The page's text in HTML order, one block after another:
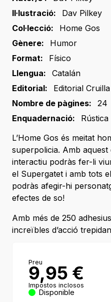
Il·lustració:
Dav Pilkey
Col·lecció:
Home Gos
Gènere:
Humor
Format:
Físico
Llengua:
Catalán
Editorial:
Editorial
Nombre de pàgines:
24
Enquadernació:
Rústica
L’Home Gos és meitat
superpolicia. Amb aquest
interactiu podràs fer-li
el Supergatet i amb tots
podràs afegir-hi
efectes de so!
Amb més de 250
increïbles d’acció
Preu
9,95 €
Impostos inclosos
Disponible